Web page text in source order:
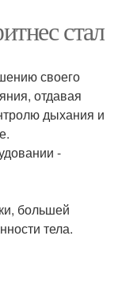
стал
своего
отдавая
дыхания и
-
большей
тела.